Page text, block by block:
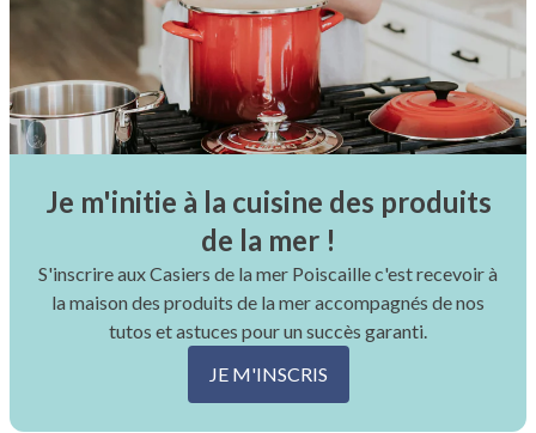
Je m'initie à la cuisine des produits
de la mer !
S'inscrire aux Casiers de la mer Poiscaille c'est recevoir à
la maison des produits de la mer accompagnés de nos
tutos et astuces pour un succès garanti.
JE M'INSCRIS